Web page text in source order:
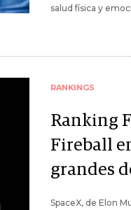
salud física y
RANKINGS
Ranking
Fireball
grandes
SpaceX, de Elon